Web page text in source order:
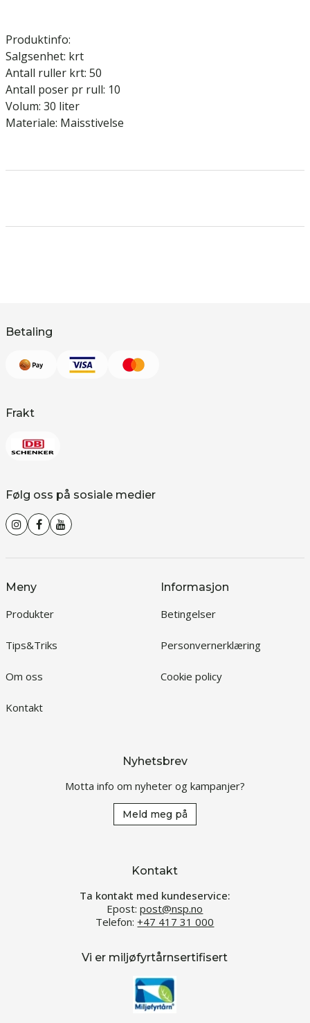
Produktinfo:
Salgsenhet: krt
Antall ruller krt: 50
Antall poser pr rull: 10
Volum: 30 liter
Materiale: Maisstivelse
Betaling
Frakt
Følg oss på sosiale medier
Meny
Produkter
Tips&Triks
Om oss
Kontakt
Informasjon
Betingelser
Personvernerklæring
Cookie policy
Nyhetsbrev
Motta info om nyheter og kampanjer?
Meld meg på
Kontakt
Ta kontakt med kundeservice:
Epost:post@nsp.no
Telefon:+47 417 31 000
Vi er miljøfyrtårnsertifisert